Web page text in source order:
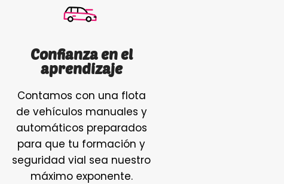
Confianza en el
aprendizaje
Contamos con una flota
de vehículos manuales y
automáticos preparados
para que tu formación y
seguridad vial sea nuestro
máximo exponente.